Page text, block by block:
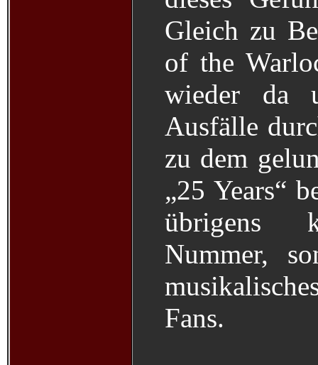
Gleich zu
of the
wieder da
Ausfälle
zu dem
„25 Years“
übrigens
Nummer,
Fans.